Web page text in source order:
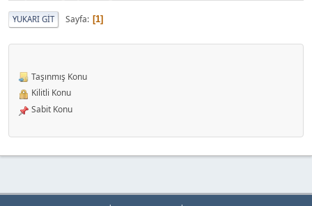
YUKARI GIT Sayfa 1
Taşınmış Konu
Kilitli Konu
Sabit Konu